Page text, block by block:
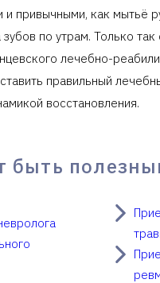
и привычными, как мытьё
по утрам. Только так
лечебно-
правильный
восстановления.
быть